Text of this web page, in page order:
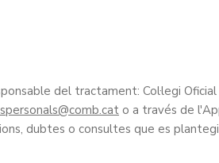
del tractament: Col·legi
o a través de
dubtes o consultes que es